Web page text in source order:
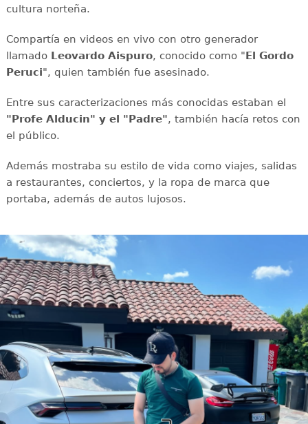
cultura norteña.
Compartía en videos en vivo con otro generador
llamadoLeovardo Aispuro, conocido como " El Gordo
Peruci", quien también fue asesinado.
Entre sus caracterizaciones más conocidas estaban el
"Profe Alducin" y el "Padre", también hacía retos con
el público.
Además mostraba su estilo de vida como viajes, salidas
a restaurantes, conciertos, y la ropa de marca que
portaba, además de autos lujosos.